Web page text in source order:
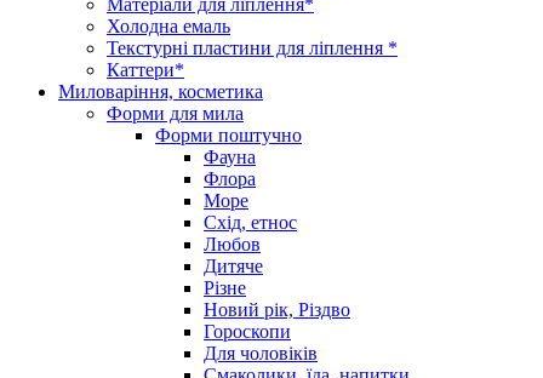
Холодна емаль
Текстурні пластини для ліплення *
Каттери*
Миловаріння, косметика
Форми для мила
Форми поштучно
Фауна
Флора
Море
Схід, етнос
Любов
Дитяче
Різне
Новий рік, Різдво
Гороскопи
Для чоловіків